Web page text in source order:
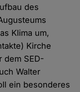
des
Klima um,
Kirche
dem SED-
Walter
ein besonderes